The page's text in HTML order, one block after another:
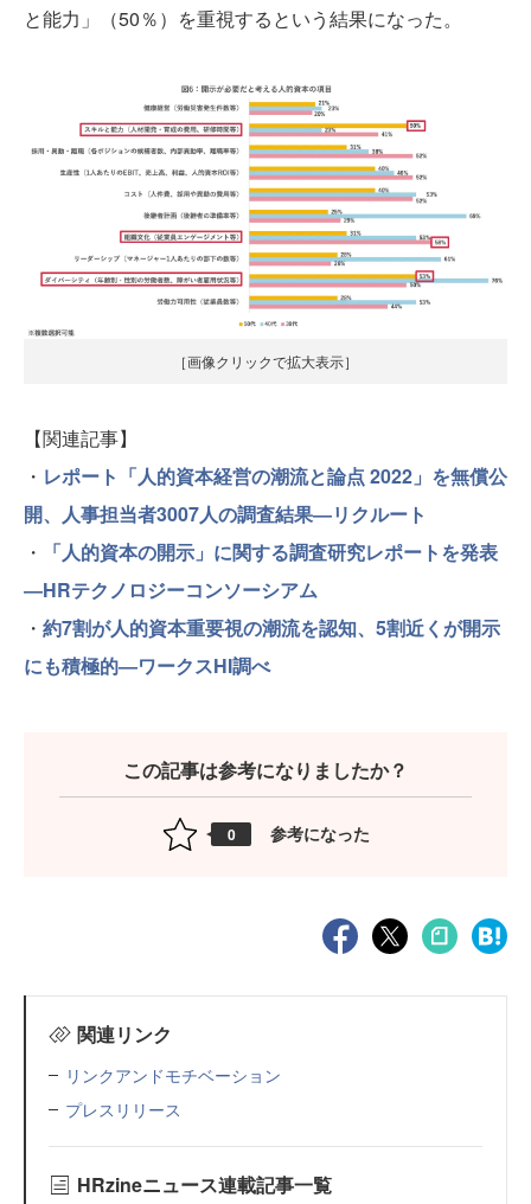
と能力」（50％）を重視するという結果になった。
［画像クリックで拡大表示］
【関連記事】
・ レポート「人的資本経営の潮流と論点 2022」を無償公
開、人事担当者3007人の調査結果―リクルート
・
「人的資本の開示」に関する調査研究レポートを発表
―HRテクノロジーコンソーシアム
・ 約7割が人的資本重要視の潮流を認知、5割近くが開示
にも積極的―ワークスHI調べ
この記事は参考になりましたか？
0 参考になった
関連リンク
リンクアンドモチベーション
プレスリリース
HRzineニュース連載記事一覧